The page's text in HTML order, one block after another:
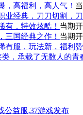
，高福利，高人气！
业经典，刀刀切割，
有，特效炫酷！ 当期
三国经典之作！ 当期
有服，玩法新，福利
，承载了无数人的青
公益服,37游戏发布